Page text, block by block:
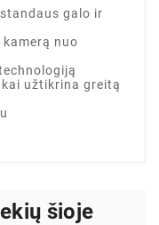
galo ir
nuo
užtikrina greitą
šioje